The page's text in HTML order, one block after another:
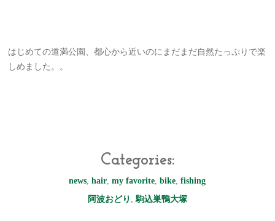
はじめての道満公園、都心から近いのにまだまだ自然たっぷりで楽
しめました。。
Categories:
news,hair,my favorite,bike,fishing
阿波おどり ,駒込巣鴨大塚